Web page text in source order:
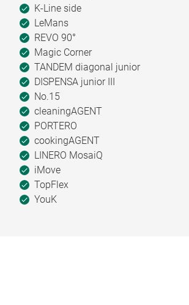
K-Line side
LeMans
REVO 90°
Magic Corner
TANDEM diagonal junior
DISPENSA junior III
No.15
cleaningAGENT
PORTERO
cookingAGENT
LINERO MosaiQ
iMove
TopFlex
YouK